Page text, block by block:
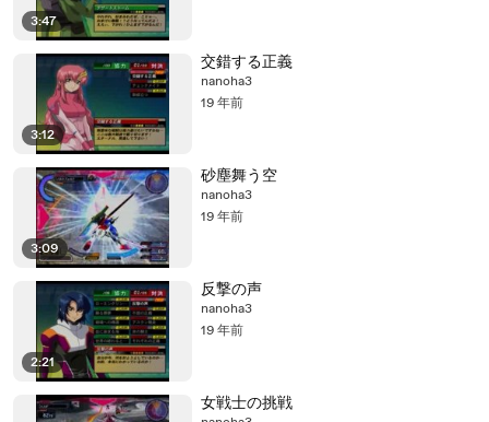
3:47
3:12
交錯する正義
nanoha3
19 年前
3:09
砂塵舞う空
nanoha3
19 年前
2:21
反撃の声
nanoha3
19 年前
女戦士の挑戦